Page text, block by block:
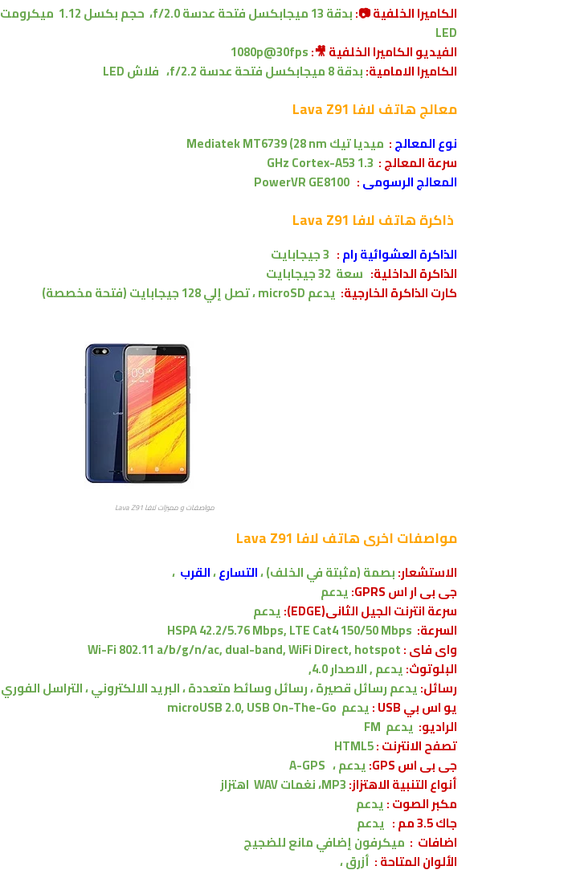
الكاميرا الخلفية 📷:بدقة فتحة عدسةf/2.0، حجم بكسل 1.12 ميكرومت
LED
الفيديو الكاميرا الخلفية 🎥:1080p@30fps
الكاميرا الامامية:بدقة فتحة عدسةf/2.2، فلاش LED
معالجهاتف لافا Lava Z91
نوع المعالج: ميديا تيكMediatek MT6739 (28 nm
سرعة المعالج : 1.3 GHz Cortex-A53
المعالج الرسومى:
PowerVR GE8100
ذاكرةهاتف لافا Lava Z91
الذاكرة العشوائية رام:
الذاكرة الداخلية: سعة 32جيجابايت
كارت الذاكرة الخارجية: يدعمmicroSD ، تصل إلي (فتحة مخصصة)
مواصفات و مميزات لافا Lava Z91
مواصفات اخرىهاتف لافا Lava Z91
الاستشعار:بصمة (مثبتة في الخلف)،التسارع،القرب ،
جى بى ار اس GPRS:
يدعم
سرعة انترنت الجيل الثانى(EDGE):
يدعم
السرعة: HSPA 42.2/5.76 Mbps, LTE Cat4 150/50 Mbps
واى فاى :Wi-Fi 802.11 a/b/g/n/ac, dual-band, WiFi Direct, hotspot
البلوتوث:يدعم , الاصدار4.0,
رسائل:يدعمرسائل قصيرة ، رسائل وسائط متعددة ، البريد الالكتروني ، التراسل الفوري
يو اس بي USB :
يدعم microUSB 2.0, USB On-The-Go
الراديو: يدعم FM
تصفح الانترنت :HTML5
جى بى اس GPS:
يدعم ، A-GPS
أنواع التنبية الاهتزاز:
اهتزاز
مكبر الصوت :يدعم
جاك 3.5 مم :
يدعم
اضافات : ميكرفون إضافي مانع للضجيج
الألوان المتاحة : أزرق ،